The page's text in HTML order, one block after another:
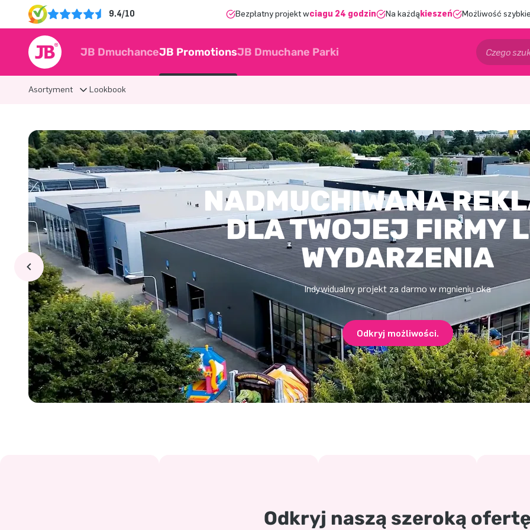
9.4/10 Bezpłatny projekt wciągu 24 godzin Na każdą kieszeń Możliwość
JB DmuchanceJB PromotionsJB Dmuchane Parki
Asortyment Lookbook
NADMUCHIWANA
DLA TWOJEJ FIRMY
WYDARZENIA
Indywidualny projekt za darmo w mgnieniu oka
Odkryj możliwości.
Odkryj naszą szeroką